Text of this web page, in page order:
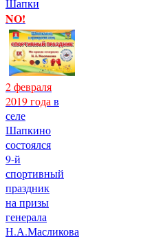
Шапки
NO!
2 февраля
2019 года в
селе
Шапкино
состоялся
9-й
спортивный
праздник
на призы
генерала
Н.А.Масликова